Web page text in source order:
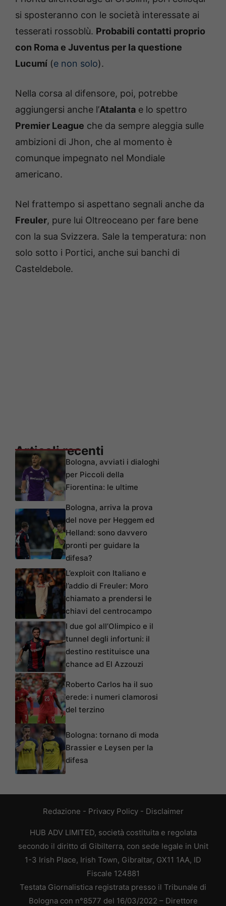
si sposteranno con le società interessate ai
tesserati rossoblù. Probabili contatti proprio
con Roma e Juventus per la questione
Lucumí (e non solo).
Nella corsa al difensore, poi, potrebbe
aggiungersi anche l’Atalanta e lo spettro
Premier League che da sempre aleggia sulle
ambizioni di Jhon, che al momento è
comunque impegnato nel Mondiale
americano.
Nel frattempo si aspettano segnali anche da
Freuler, pure lui Oltreoceano per fare bene
con la sua Svizzera. Sale la temperatura: non
solo sotto i Portici, anche sui banchi di
Casteldebole.
Articoli recenti
Bologna, avviati i dialoghi
per Piccoli della
Fiorentina: le ultime
Bologna, arriva la prova
del nove per Heggem ed
Helland: sono davvero
pronti per guidare la
difesa?
L’exploit con Italiano e
l’addio di Freuler: Moro
chiamato a prendersi le
chiavi del centrocampo
I due gol all’Olimpico e il
tunnel degli infortuni: il
destino restituisce una
chance ad El Azzouzi
Roberto Carlos ha il suo
erede: i numeri clamorosi
del terzino
Bologna: tornano di moda
Brassier e Leysen per la
difesa
Redazione - Privacy Policy- Disclaimer
HUB ADV LIMITED, società costituita e regolata
secondo il diritto di Gibilterra, con sede legale in Unit
1-3 Irish Place, Irish Town, Gibraltar, GX11 1AA, ID
Fiscale 124881
Testata Giornalistica registrata presso il Tribunale di
Bologna con n°8577 del 16/03/2022 – Direttore